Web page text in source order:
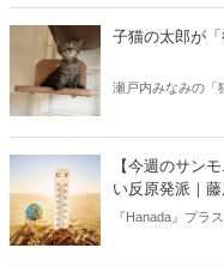
信じるか信じない
子猫の太郎が
瀬戸内みなみの「
【今週のサン
い反原発派｜藤
『Hanada』プラ